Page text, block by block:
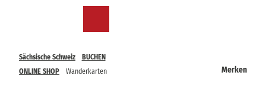
Sächsische Schweiz
BUCHEN
ONLINE SHOP
Wanderkarten Merken